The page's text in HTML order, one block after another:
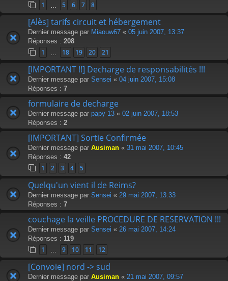
1 5 6 7 8
[Alès] tarifs circuit et hébergement
Dernier message par Miaouw67 « 05 juin 2007, 13:37
Réponses : 208
1 18 19 20 21
[IMPORTANT !!] Decharge de responsabilités !!!
Dernier message par Sensei « 04 juin 2007, 15:08
Réponses : 7
formulaire de decharge
Dernier message par papy 13 « 02 juin 2007, 18:53
Réponses : 2
[IMPORTANT] Sortie Confirmée
Dernier message par Ausiman « 31 mai 2007, 10:45
Réponses : 42
1 2 3 4 5
Quelqu'un vient il de Reims?
Dernier message par Sensei « 29 mai 2007, 13:33
Réponses : 7
couchage la veille PROCEDURE DE RESERVATION !!!
Dernier message par Sensei « 26 mai 2007, 14:24
Réponses : 119
1 9 10 11 12
[Convoie] nord -> sud
Dernier message par Ausiman « 21 mai 2007, 09:57